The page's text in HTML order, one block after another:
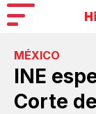
MÉXICO
INE
Corte